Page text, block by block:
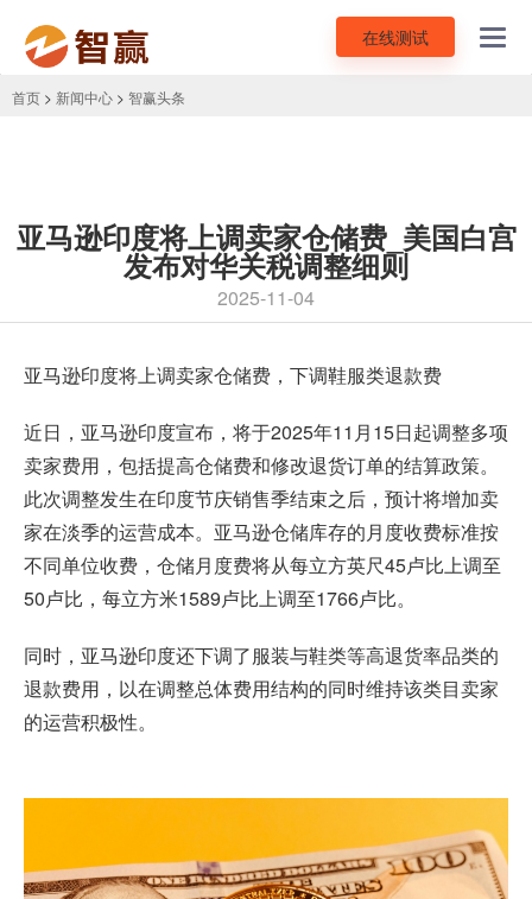
在线测试
首页 > 新闻中心 > 智赢头条
亚马逊印度将上调卖家仓储费_美国白宫
发布对华关税调整细则
2025-11-04
亚马逊印度将上调卖家仓储费，下调鞋服类退款费
近日，亚马逊印度宣布，将于2025年11月15日起调整多项
卖家费用，包括提高仓储费和修改退货订单的结算政策。
此次调整发生在印度节庆销售季结束之后，预计将增加卖
家在淡季的运营成本。亚马逊仓储库存的月度收费标准按
不同单位收费，仓储月度费将从每立方英尺45卢比上调至
50卢比，每立方米1589卢比上调至1766卢比。
同时，亚马逊印度还下调了服装与鞋类等高退货率品类的
退款费用，以在调整总体费用结构的同时维持该类目卖家
的运营积极性。